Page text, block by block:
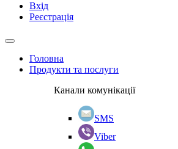
Вхід
Реєстрація
Головна
Продукти та послуги
Канали комунікації
SMS
Viber